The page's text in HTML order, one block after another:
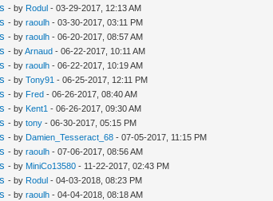
- by Rodul - 03-29-2017, 12:13 AM
- byraoulh - 03-30-2017, 03:11 PM
- byraoulh - 06-20-2017, 08:57 AM
- byArnaud - 06-22-2017, 10:11 AM
- byraoulh - 06-22-2017, 10:19 AM
- byTony91 - 06-25-2017, 12:11 PM
- by Fred - 06-26-2017, 08:40 AM
- by Kent1 - 06-26-2017, 09:30 AM
- bytony - 06-30-2017, 05:15 PM
- by Damien_Tesseract_68 - 07-05-2017, 11:15 PM
- byraoulh - 07-06-2017, 08:56 AM
- by MiniCo13580 - 11-22-2017, 02:43 PM
- by Rodul - 04-03-2018, 08:23 PM
- byraoulh - 04-04-2018, 08:18 AM